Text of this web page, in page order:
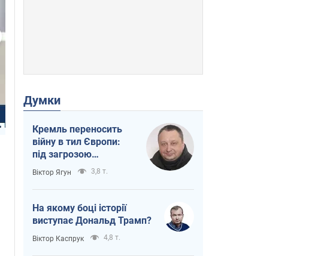
Думки
Кремль переносить
війну в тил Європи:
під загрозою
критична логістика
Віктор Ягун 3,8 т.
На якому боці історії
виступає Дональд Трамп?
Віктор Каспрук 4,8 т.